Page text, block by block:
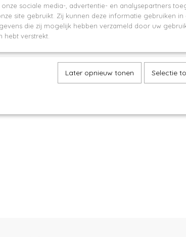
dankzij het compacte formaat en dus ideaal voor
Afmetingen 30 x 22 x 1,5 cm
Geschikt voor kinderen vanaf 3 jaar
onze sociale media-, advertentie- en analysepartners
site gebruikt. Zij kunnen deze informatie gebruiken
die zij mogelijk hebben verzameld door uw
hebt verstrekt.
Later opnieuw tonen Selectie